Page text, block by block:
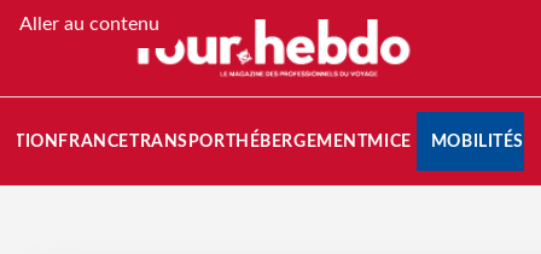
Aller au contenu
FRANCETRANSPORT HÉBERGEMENTMICE MOBILITÉS